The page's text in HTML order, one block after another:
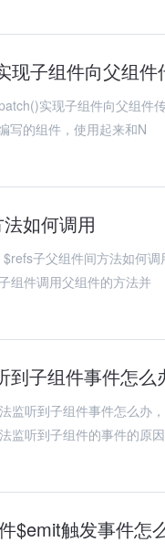
现子组件向父组件
实现子组件向父组件
写的组件，使用起来和N
如何调用
子父组件间方法如何
组件调用父组件的方法并
到子组件事件怎么
监听到子组件事件怎么办
监听到子组件的事件的原
$emit触发事件怎